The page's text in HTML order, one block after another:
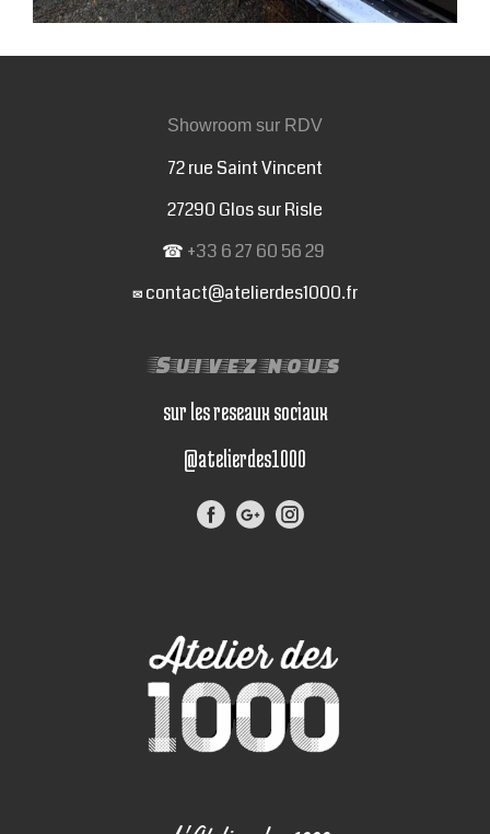
Showroom sur RDV
72 rue Saint Vincent
27290 Glos sur Risle
☎ +33 6 27 60 56 29
✉ contact@atelierdes1000.fr
Suivez nous
sur les reseaux sociaux
@atelierdes1000